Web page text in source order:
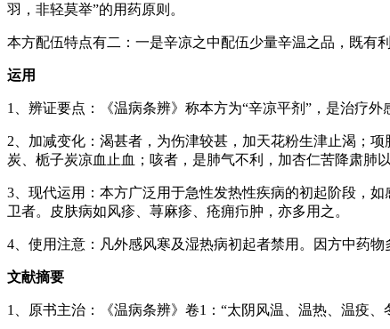
羽，非轻莫举”的用药原则。
本方配伍特点有二：一是辛凉之中配伍少量辛温之品，既有
运用
1、辨证要点：《温病条辨》称本方为“辛凉平剂”，是治疗
2、加减变化：渴甚者，为伤津较甚，加天花粉生津止渴；
炭、栀子炭凉血止血；咳者，是肺气不利，加杏仁苦降肃肺
3、现代运用：本方广泛用于急性发热性疾病的初起阶段，
卫者。皮肤病如风疹、荨麻疹、疮痈疖肿，亦多用之。
4、使用注意：凡外感风寒及湿热病初起者禁用。因方中药物
文献摘要
1、原书主治：《温病条辨》卷1：“太阴风温、温热、温疫